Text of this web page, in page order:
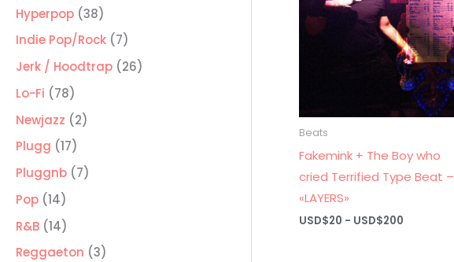
productos
Hyperpop 3838
productos
Indie Pop/Rock 77
productos
Jerk / Hoodtrap 2626
Lo-Fi 7878
productos
Newjazz 22
Plugg 1717
productos
Pluggnb 77
Pop 1414
productos
R&B 1414
productos
Reggaeton 33
Beats
Fakemink + The Boy who
cried Terrified Type Beat –
«LAYERS»
USD$20 - USD$200Rango